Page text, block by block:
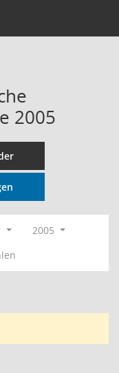
2005
2005